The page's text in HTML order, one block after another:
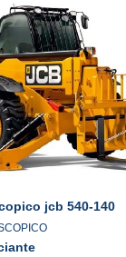
jcb 540-140